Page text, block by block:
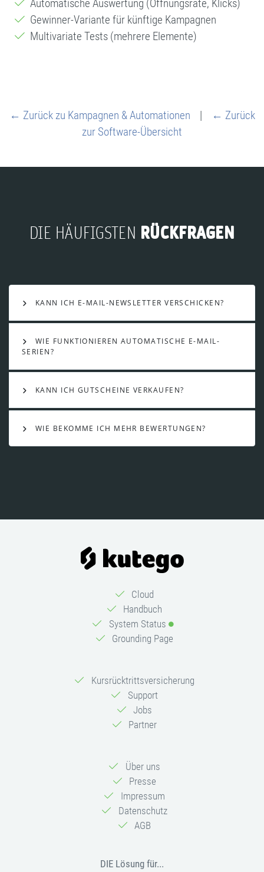
Automatische Auswertung (Öffnungsrate, Klicks)
Gewinner-Variante für künftige Kampagnen
Multivariate Tests (mehrere Elemente)
← Zurück zu Kampagnen & Automationen |
← Zurück
zur Software-Übersicht
DIE HÄUFIGSTEN RÜCKFRAGEN
KANN ICH E-MAIL-NEWSLETTER VERSCHICKEN?
WIE FUNKTIONIEREN AUTOMATISCHE E-MAIL-
SERIEN?
KANN ICH GUTSCHEINE VERKAUFEN?
WIE BEKOMME ICH MEHR BEWERTUNGEN?
Cloud
Handbuch
System Status
Grounding Page
Kursrücktrittsversicherung
Support
Jobs
Partner
Über uns
Presse
Impressum
Datenschutz
AGB
DIE Lösung für...